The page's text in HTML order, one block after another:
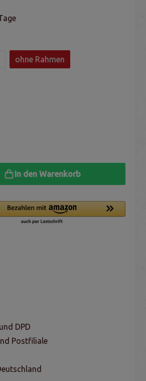
ohne Rahmen
In den Warenkorb
DPD
Postfiliale